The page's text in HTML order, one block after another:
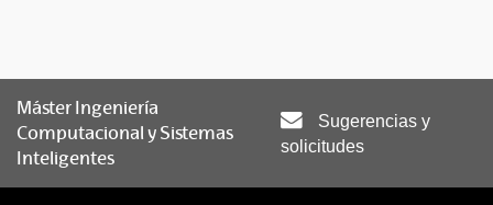
Máster Ingeniería
Computacional y Sistemas
Inteligentes
Sugerencias y
solicitudes